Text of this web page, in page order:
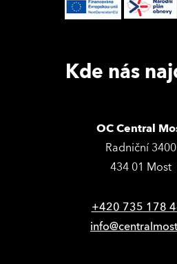
Kde nás
OC Central
Radniční 3400
434 01 Most
+420 735 178